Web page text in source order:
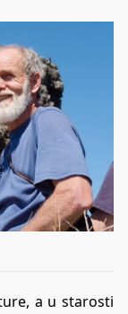
a u starosti